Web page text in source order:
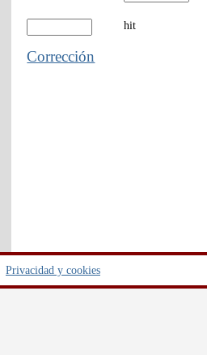
hit
Corrección
Privacidad y cookies